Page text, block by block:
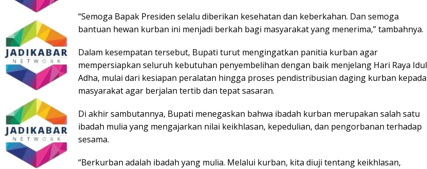
“Semoga Bapak Presiden selalu diberikan kesehatan dan keberkahan. Dan semoga
bantuan hewan kurban ini menjadi berkah bagi masyarakat yang menerima,” tambahnya.
Dalam kesempatan tersebut, Bupati turut mengingatkan panitia kurban agar
mempersiapkan seluruh kebutuhan penyembelihan dengan baik menjelang Hari Raya Idul
Adha, mulai dari kesiapan peralatan hingga proses pendistribusian daging kurban kepada
masyarakat agar berjalan tertib dan tepat sasaran.
Di akhir sambutannya, Bupati menegaskan bahwa ibadah kurban merupakan salah satu
ibadah mulia yang mengajarkan nilai keikhlasan, kepedulian, dan pengorbanan terhadap
sesama.
“Berkurban adalah ibadah yang mulia. Melalui kurban, kita diuji tentang keikhlasan,